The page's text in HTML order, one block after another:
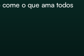
o que ama todos